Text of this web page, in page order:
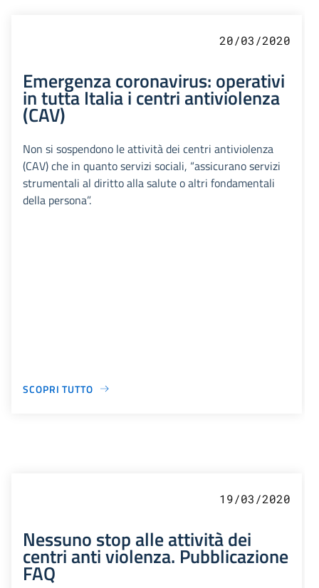
20/03/2020
Emergenza coronavirus: operativi
in tutta Italia i centri antiviolenza
(CAV)
Non si sospendono le attività dei centri antiviolenza
(CAV) che in quanto servizi sociali, “assicurano servizi
strumentali al diritto alla salute o altri fondamentali
della persona”.
SCOPRI TUTTO
19/03/2020
Nessuno stop alle attività dei
centri anti violenza. Pubblicazione
FAQ